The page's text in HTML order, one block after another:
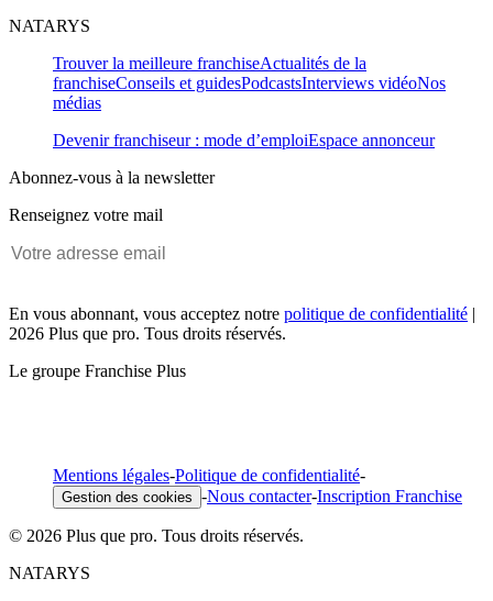
NATARYS
Trouver la meilleure franchiseActualités de la
franchiseConseils et guidesPodcastsInterviews vidéoNos
médias
Devenir franchiseur : mode d’emploiEspace annonceur
Abonnez-vous à la newsletter
Renseignez votre mail
En vous abonnant, vous acceptez notre politique de confidentialité |
2026 Plus que pro. Tous droits réservés.
Le groupe Franchise Plus
Mentions légales-Politique de confidentialité-
Gestion des cookies -Nous contacter-Inscription Franchise
© 2026 Plus que pro. Tous droits réservés.
NATARYS